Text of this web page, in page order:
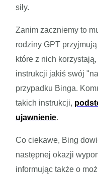
siły.
Zanim zaczniemy to
rodziny GPT
które z nich
instrukcji jakiś swój
przypadku Binga.
takich instrukcji,
ujawnienie.
Co ciekawe, Bing
następnej okazji
informując także o